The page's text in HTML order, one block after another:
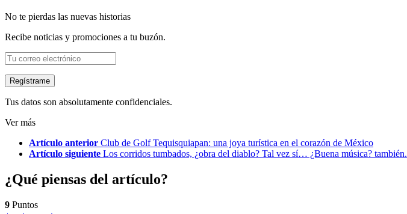
No te pierdas las nuevas historias
Recibe noticias y promociones a tu buzón.
Tus datos son absolutamente confidenciales.
Ver más
Artículo anterior Club de Golf Tequisquiapan: una joya turística en el corazón de México
Artículo siguiente Los corridos tumbados, ¿obra del diablo? Tal vez sí… ¿Buena música? también.
¿Qué piensas del artículo?
9 Puntos